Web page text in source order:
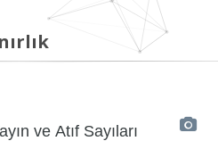
ve Atıf Sayıları